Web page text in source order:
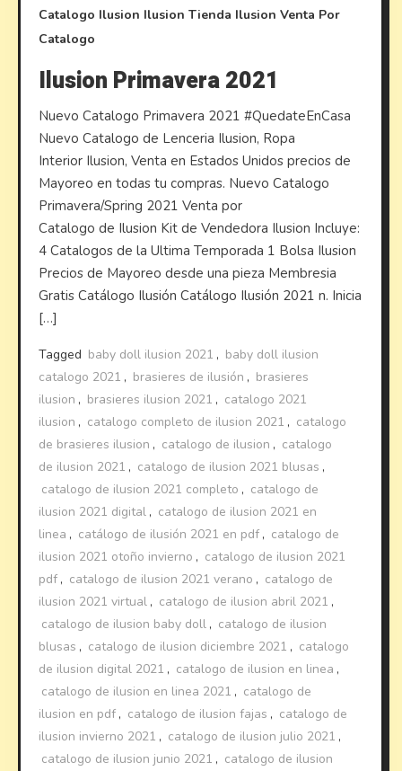
Catalogo Ilusion Ilusion Tienda Ilusion Venta Por
Catalogo
Ilusion Primavera 2021
Nuevo Catalogo Primavera 2021 #QuedateEnCasa
Nuevo Catalogo de Lenceria Ilusion, Ropa
Interior Ilusion, Venta en Estados Unidos precios de
Mayoreo en todas tu compras. Nuevo Catalogo
Primavera/Spring 2021 Venta por
Catalogo de Ilusion Kit de Vendedora Ilusion Incluye:
4 Catalogos de la Ultima Temporada 1 Bolsa Ilusion
Precios de Mayoreo desde una pieza Membresia
Gratis Catálogo Ilusión Catálogo Ilusión 2021 n. Inicia
[…]
Tagged baby doll ilusion 2021 , baby doll ilusion
catalogo 2021 , brasieres de ilusión , brasieres
ilusion , brasieres ilusion 2021 , catalogo 2021
ilusion , catalogo completo de ilusion 2021 , catalogo
de brasieres ilusion , catalogo de ilusion , catalogo
de ilusion 2021 , catalogo de ilusion 2021 blusas ,
catalogo de ilusion 2021 completo , catalogo de
ilusion 2021 digital , catalogo de ilusion 2021 en
linea , catálogo de ilusión 2021 en pdf , catalogo de
ilusion 2021 otoño invierno , catalogo de ilusion 2021
pdf , catalogo de ilusion 2021 verano , catalogo de
ilusion 2021 virtual , catalogo de ilusion abril 2021 ,
catalogo de ilusion baby doll , catalogo de ilusion
blusas , catalogo de ilusion diciembre 2021 , catalogo
de ilusion digital 2021 , catalogo de ilusion en linea ,
catalogo de ilusion en linea 2021 , catalogo de
ilusion en pdf , catalogo de ilusion fajas , catalogo de
ilusion invierno 2021 , catalogo de ilusion julio 2021 ,
catalogo de ilusion junio 2021 , catalogo de ilusion